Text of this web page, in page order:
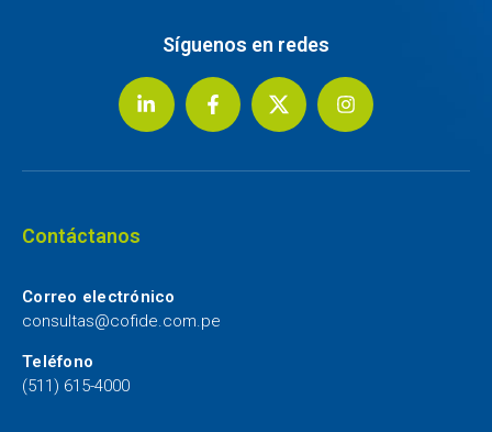
Síguenos en redes
Contáctanos
Correo electrónico
consultas@cofide.com.pe
Teléfono
(511) 615-4000